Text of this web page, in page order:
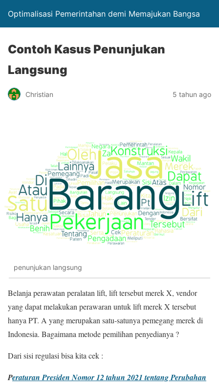
Optimalisasi Pemerintahan demi Memajukan Bangsa
Contoh Kasus Penunjukan
Langsung
Christian 5 tahun ago
penunjukan langsung
Belanja perawatan peralatan lift, lift tersebut merek X, vendor
yang dapat melakukan perawaran untuk lift merek X tersebut
hanya PT. A yang merupakan satu-satunya pemegang merek di
Indonesia. Bagaimana metode pemilihan penyedianya ?
Dari sisi regulasi bisa kita cek :
Peraturan Presiden Nomor 12 tahun 2021 tentang Perubahan